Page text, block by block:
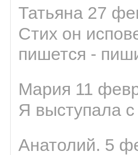
Татьяна 27
Стих он
пишется -
Мария 11
Я выступала
Анатолий. 5